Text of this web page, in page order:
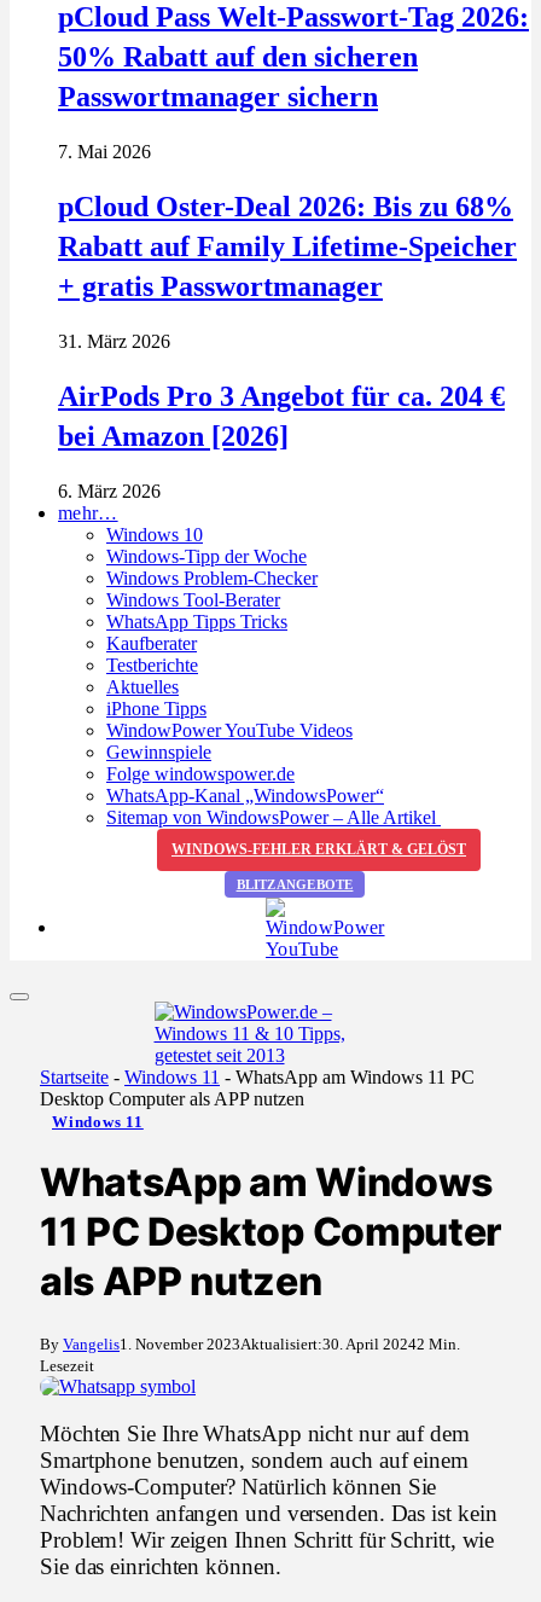
pCloud Pass Welt-Passwort-Tag 2026:
50% Rabatt auf den sicheren
Passwortmanager sichern
7. Mai 2026
pCloud Oster-Deal 2026: Bis zu 68%
Rabatt auf Family Lifetime-Speicher
+ gratis Passwortmanager
31. März 2026
AirPods Pro 3 Angebot für ca. 204 €
bei Amazon [2026]
6. März 2026
mehr…
Windows 10
Windows-Tipp der Woche
Windows Problem-Checker
Windows Tool-Berater
WhatsApp Tipps Tricks
Kaufberater
Testberichte
Aktuelles
iPhone Tipps
WindowPower YouTube Videos
Gewinnspiele
Folge windowspower.de
WhatsApp-Kanal „WindowsPower“
Sitemap von WindowsPower – Alle Artikel
WINDOWS-FEHLER ERKLÄRT & GELÖST
BLITZANGEBOTE
Startseite - Windows 11 - WhatsApp am Windows 11 PC
Desktop Computer als APP nutzen
Windows 11
WhatsApp am Windows
11 PC Desktop Computer
als APP nutzen
By Vangelis1. November 2023Aktualisiert:30. April 20242 Min.
Lesezeit
Möchten Sie Ihre WhatsApp nicht nur auf dem
Smartphone benutzen, sondern auch auf einem
Windows-Computer? Natürlich können Sie
Nachrichten anfangen und versenden. Das ist kein
Problem! Wir zeigen Ihnen Schritt für Schritt, wie
Sie das einrichten können.